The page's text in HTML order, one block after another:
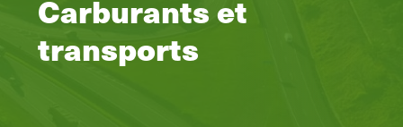
Carburants et
transports